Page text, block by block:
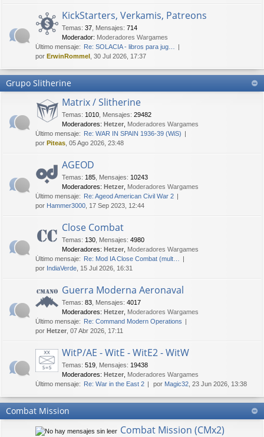
KickStarters, Verkamis, Patreons
Temas: 37 Mensajes: 714
Moderador: Moderadores Wargames
Último mensaje: Re: SOLACIA - libros para jug…
por ErwinRommel , 30 Jul 2026, 17:37
Grupo Slitherine
Matrix / Slitherine
Temas: 1010 Mensajes: 29482
Moderadores: Hetzer Moderadores Wargames
Último mensaje: Re: WAR IN SPAIN 1936-39 (WiS)
por Piteas , 05 Ago 2026, 23:48
AGEOD
Temas: 185 Mensajes: 10243
Moderadores: Hetzer Moderadores Wargames
Último mensaje: Re: Ageod American Civil War 2
por Hammer3000 , 17 Sep 2023, 12:44
Close Combat
Temas: 130 Mensajes: 4980
Moderadores: Hetzer Moderadores Wargames
Último mensaje: Re: Mod IA Close Combat (mult…
por IndiaVerde , 15 Jul 2026, 16:31
Guerra Moderna Aeronaval
Temas: 83 Mensajes: 4017
Moderadores: Hetzer Moderadores Wargames
Último mensaje: Re: Command Modern Operations
por Hetzer , 07 Abr 2026, 17:11
WitP/AE - WitE - WitE2 - WitW
Temas: 519 Mensajes: 19438
Moderadores: Hetzer Moderadores Wargames
Último mensaje: Re: War in the East 2 por Magic32 , 23 Jun 2026, 13:38
Combat Mission
Combat Mission (CMx2)